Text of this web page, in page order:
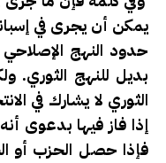
يمكن أن يجرى في
حدود النهج
بديل للنهج
الثوري لا يشارك في
إذا فاز فيها بدعوى أنه
فإذا حصل الحزب أو